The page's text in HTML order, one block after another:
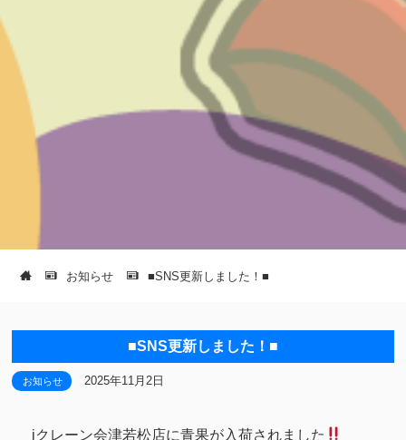
お知らせ ■SNS更新しました！■
■SNS更新しました！■
お知らせ 2025年11月2日
iクレーン会津若松店に青果が入荷されました